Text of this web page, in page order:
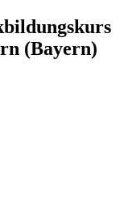
(Bayern)